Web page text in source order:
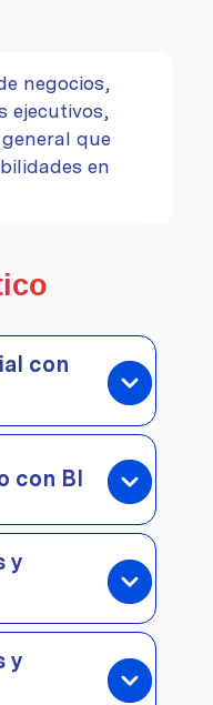
negocios,
ejecutivos,
que
en
con
con BI
y
y